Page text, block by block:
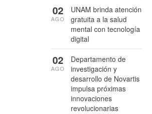
UNAM brinda atención
gratuita a la salud
mental con tecnología
digital
02
AGO
Departamento de
investigación y
desarrollo de Novartis
impulsa próximas
innovaciones
revolucionarias
02
AGO